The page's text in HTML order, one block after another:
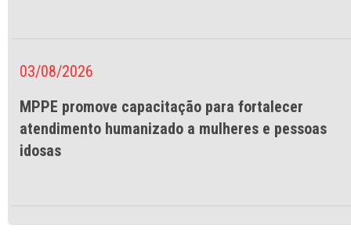
03/08/2026
MPPE promove capacitação para fortalecer
atendimento humanizado a mulheres e pessoas
idosas